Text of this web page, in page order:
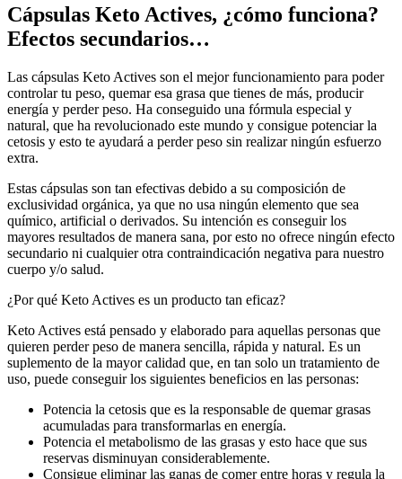
Cápsulas Keto Actives, ¿cómo funciona?
Efectos secundarios…
Las cápsulas Keto Actives son el mejor funcionamiento para poder
controlar tu peso, quemar esa grasa que tienes de más, producir
energía y perder peso. Ha conseguido una fórmula especial y
natural, que ha revolucionado este mundo y consigue potenciar la
cetosis y esto te ayudará a perder peso sin realizar ningún esfuerzo
extra.
Estas cápsulas son tan efectivas debido a su composición de
exclusividad orgánica, ya que no usa ningún elemento que sea
químico, artificial o derivados. Su intención es conseguir los
mayores resultados de manera sana, por esto no ofrece ningún efecto
secundario ni cualquier otra contraindicación negativa para nuestro
cuerpo y/o salud.
¿Por qué Keto Actives es un producto tan eficaz?
Keto Actives está pensado y elaborado para aquellas personas que
quieren perder peso de manera sencilla, rápida y natural. Es un
suplemento de la mayor calidad que, en tan solo un tratamiento de
uso, puede conseguir los siguientes beneficios en las personas:
Potencia la cetosis que es la responsable de quemar grasas
acumuladas para transformarlas en energía.
Potencia el metabolismo de las grasas y esto hace que sus
reservas disminuyan considerablemente.
Consigue eliminar las ganas de comer entre horas y regula la